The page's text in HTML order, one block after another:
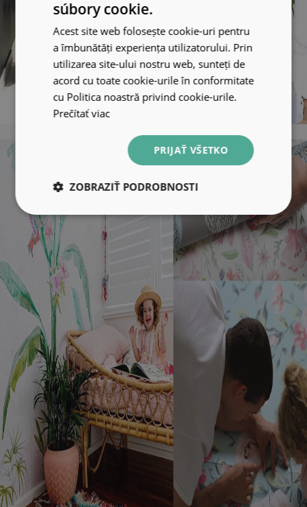
súbory cookie.
Acest site web folosește cookie-uri pentru
a îmbunătăți experiența utilizatorului. Prin
utilizarea site-ului nostru web, sunteți de
acord cu toate cookie-urile în conformitate
cu Politica noastră privind cookie-urile.
Prečítať viac
PRIJAŤ VŠETKO
ZOBRAZIŤ PODROBNOSTI